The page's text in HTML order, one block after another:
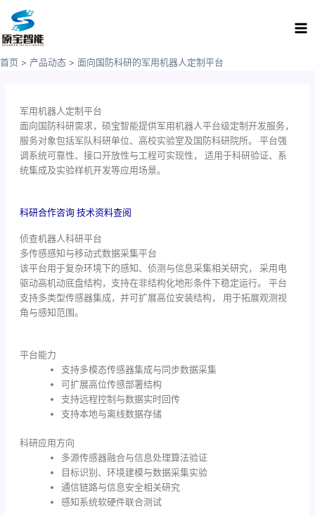
内
首页 产品动态 面向国防科研的军用机器人定制平台
军用机器人定制平台
面向国防科研需求，硕宝智能提供军用机器人平台级定制开发服务，
服务对象包括军队科研单位、高校实验室及国防科研院所。 平台强
调系统可靠性、接口开放性与工程可实现性， 适用于科研验证、系
统集成及实验样机开发等应用场景。
科研合作咨询 技术资料查阅
侦查机器人科研平台
多传感感知与移动式数据采集平台
该平台用于复杂环境下的感知、侦测与信息采集相关研究， 采用电
驱动高机动底盘结构，支持在非结构化地形条件下稳定运行。 平台
支持多类型传感器集成，并可扩展高位安装结构， 用于拓展观测视
角与感知范围。
平台能力
支持多模态传感器集成与同步数据采集
可扩展高位传感部署结构
支持远程控制与数据实时回传
支持本地与离线数据存储
科研应用方向
多源传感器融合与信息处理算法验证
目标识别、环境建模与数据采集实验
通信链路与信息安全相关研究
感知系统软硬件联合测试